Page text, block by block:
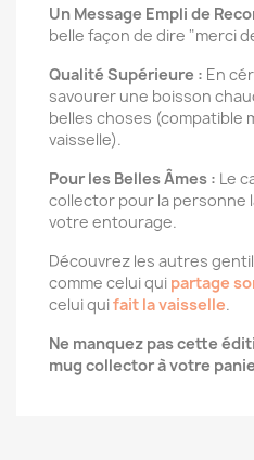
Un Message Empli de
belle façon de dire "merci
Qualité Supérieure : En
savourer une boisson
belles choses (compatible
vaisselle).
Pour les Belles Âmes : Le
collector pour la personne
votre entourage.
Découvrez les autres
comme celui qui partage
celui quifait la vaisselle.
Ne manquez pas cette
mug collector à votre